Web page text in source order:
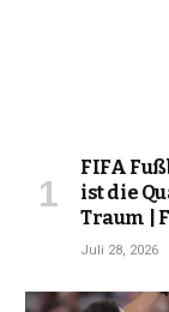
FIFA
ist die
Traum |
Juli 28, 2026